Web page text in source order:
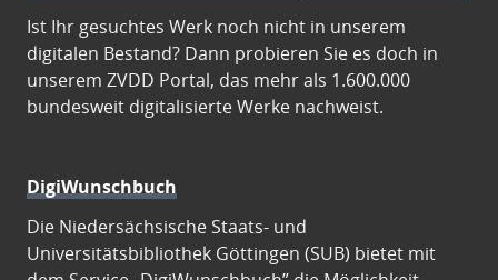
Ist Ihr gesuchtes Werk noch nicht in unserem
digitalen Bestand? Dann probieren Sie es doch in
unserem ZVDD Portal, das mehr als 1.600.000
bundesweit digitalisierte Werke nachweist.
DigiWunschbuch
Die Niedersächsische Staats- und
Universitätsbibliothek Göttingen (SUB) bietet mit